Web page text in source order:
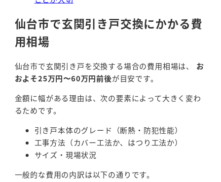
仙台市で玄関引き戸交換にかかる費
用相場
仙台市で玄関引き戸を交換する場合の費用相場は、 お
およそ25万円〜60万円前後が目安です。
金額に幅がある理由は、次の要素によって大きく変わ
るためです。
引き戸本体のグレード（断熱・防犯性能）
工事方法（カバー工法か、はつり工法か）
サイズ・現場状況
一般的な費用の内訳は以下の通りです。